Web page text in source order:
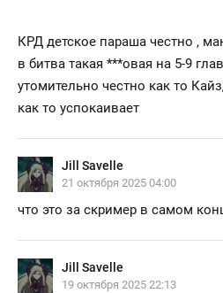
КРД детское параша честно ,
в битва такая ***овая на 5-9
утомительно честно как то
как то успокаивает
Jill Savelle
21 октября 2025 04:00
что это за скример в самом
Jill Savelle
19 октября 2025 22:13